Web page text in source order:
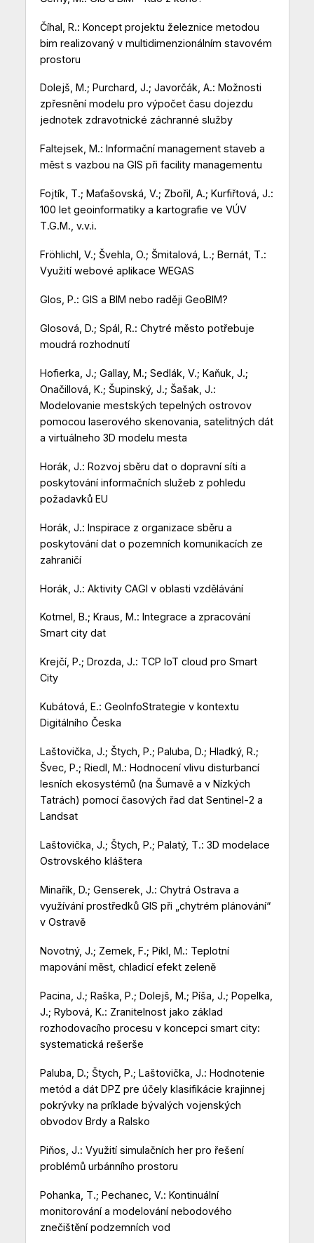
Číhal, R.: Koncept projektu železnice metodou
bim realizovaný v multidimenzionálním stavovém
prostoru
Dolejš, M.; Purchard, J.; Javorčák, A.: Možnosti
zpřesnění modelu pro výpočet času dojezdu
jednotek zdravotnické záchranné služby
Faltejsek, M.: Informační management staveb a
měst s vazbou na GIS při facility managementu
Fojtík, T.; Maťašovská, V.; Zbořil, A.; Kurfiřtová, J.:
100 let geoinformatiky a kartografie ve VÚV
T.G.M., v.v.i.
Fröhlichl, V.; Švehla, O.; Šmitalová, L.; Bernát, T.:
Využití webové aplikace WEGAS
Glos, P.: GIS a BIM nebo raději GeoBIM?
Glosová, D.; Spál, R.: Chytré město potřebuje
moudrá rozhodnutí
Hofierka, J.; Gallay, M.; Sedlák, V.; Kaňuk, J.;
Onačillová, K.; Šupinský, J.; Šašak, J.:
Modelovanie mestských tepelných ostrovov
pomocou laserového skenovania, satelitných dát
a virtuálneho 3D modelu mesta
Horák, J.: Rozvoj sběru dat o dopravní síti a
poskytování informačních služeb z pohledu
požadavků EU
Horák, J.: Inspirace z organizace sběru a
poskytování dat o pozemních komunikacích ze
zahraničí
Horák, J.: Aktivity CAGI v oblasti vzdělávání
Kotmel, B.; Kraus, M.: Integrace a zpracování
Smart city dat
Krejčí, P.; Drozda, J.: TCP IoT cloud pro Smart
City
Kubátová, E.: GeoInfoStrategie v kontextu
Digitálního Česka
Laštovička, J.; Štych, P.; Paluba, D.; Hladký, R.;
Švec, P.; Riedl, M.: Hodnocení vlivu disturbancí
lesních ekosystémů (na Šumavě a v Nízkých
Tatrách) pomocí časových řad dat Sentinel-2 a
Landsat
Laštovička, J.; Štych, P.; Palatý, T.: 3D modelace
Ostrovského kláštera
Minařík, D.; Genserek, J.: Chytrá Ostrava a
využívání prostředků GIS při „chytrém plánování“
v Ostravě
Novotný, J.; Zemek, F.; Pikl, M.: Teplotní
mapování měst, chladicí efekt zeleně
Pacina, J.; Raška, P.; Dolejš, M.; Píša, J.; Popelka,
J.; Rybová, K.: Zranitelnost jako základ
rozhodovacího procesu v koncepci smart city:
systematická rešerše
Paluba, D.; Štych, P.; Laštovička, J.: Hodnotenie
metód a dát DPZ pre účely klasifikácie krajinnej
pokrývky na príklade bývalých vojenských
obvodov Brdy a Ralsko
Piňos, J.: Využití simulačních her pro řešení
problémů urbánního prostoru
Pohanka, T.; Pechanec, V.: Kontinuální
monitorování a modelování nebodového
znečištění podzemních vod